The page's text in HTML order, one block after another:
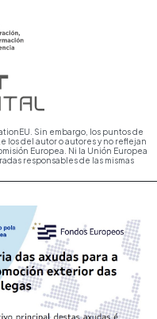
Sin embargo, los puntos de
los del autor o autores y no reflejan
Europea. Ni la Unión Europea
responsables de las mismas